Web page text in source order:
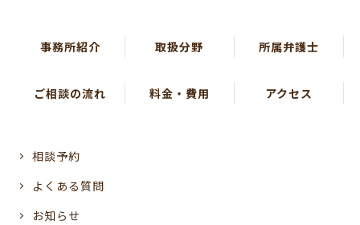
事務所紹介 取扱分野 所属弁護士
ご相談の流れ 料金・費用 アクセス
相談予約
よくある質問
お知らせ